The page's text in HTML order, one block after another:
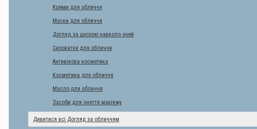
Креми для обличчя
Маски для обличчя
Догляд за шкірою навколо очей
Сироватки для обличчя
Антивікова косметика
Косметика для обличчя
Масло для обличчя
Засоби для зняття макіяжу
Дивитися всі Догляд за обличчям